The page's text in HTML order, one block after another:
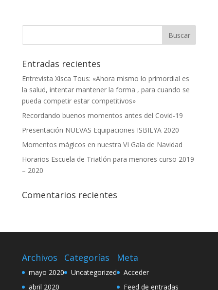
Entradas recientes
Entrevista Xisca Tous: «Ahora mismo lo primordial es
la salud, intentar mantener la forma , para cuando se
pueda competir estar competitivos»
Recordando buenos momentos antes del Covid-19
Presentación NUEVAS Equipaciones ISBILYA 2020
Momentos mágicos en nuestra VI Gala de Navidad
Horarios Escuela de Triatlón para menores curso 2019
– 2020
Comentarios recientes
Archivos
mayo 2020
abril 2020
Categorías
Uncategorized
Meta
Acceder
Feed de entradas